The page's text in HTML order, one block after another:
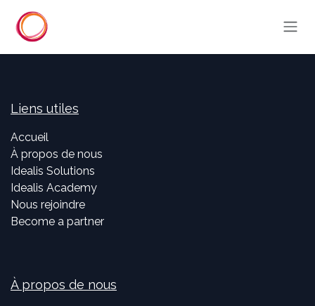
Liens utiles
Accueil
À propos de nous
Idealis Solutions
Idealis Academy
Nous rejoindre
Become a partner
À propos de nous